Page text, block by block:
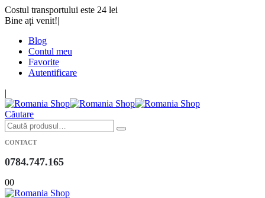
Costul transportului este 24 lei
Bine ați venit!|
Blog
Contul meu
Favorite
Autentificare
|
Căutare
CONTACT
0784.747.165
00